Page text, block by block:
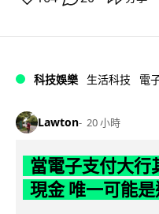
科技娛樂 生活科技 電
Lawton 20 小時
當電子支付大行
現金 唯一可能